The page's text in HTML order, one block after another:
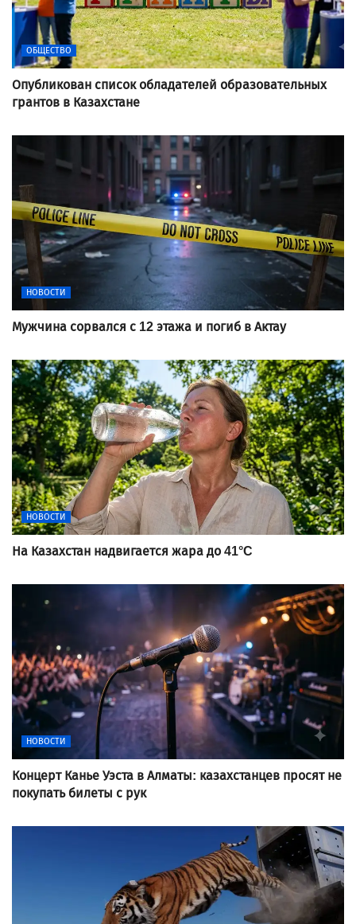
ОБЩЕСТВО
Опубликован список обладателей образовательных
грантов в Казахстане
НОВОСТИ
Мужчина сорвался с 12 этажа и погиб в Актау
НОВОСТИ
На Казахстан надвигается жара до 41°C
НОВОСТИ
Концерт Канье Уэста в Алматы: казахстанцев просят не
покупать билеты с рук